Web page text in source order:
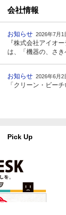
会社情報
お知らせ 2026年7月1
『株式会社アイオ
は、「機器の、さき
お知らせ 2026年6月2
「クリーン・ビー
Pick Up